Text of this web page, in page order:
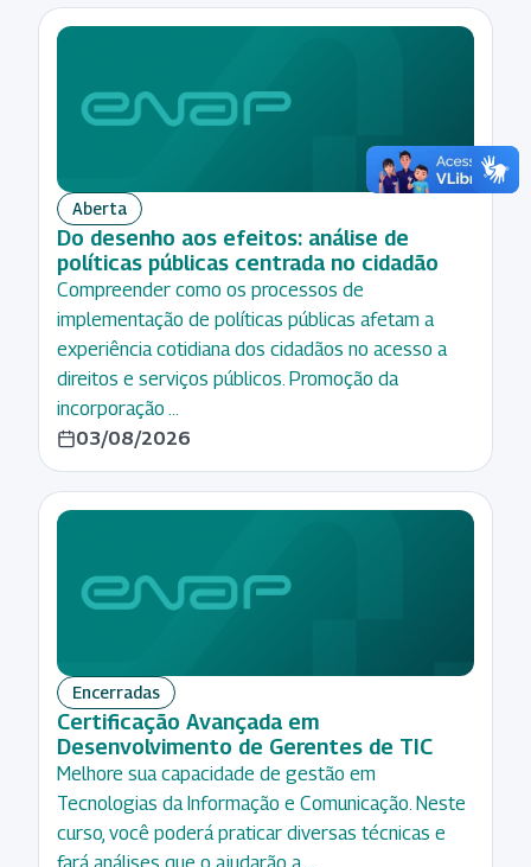
Aberta
Do desenho aos efeitos: análise de
políticas públicas centrada no cidadão
Compreender como os processos de
implementação de políticas públicas afetam a
experiência cotidiana dos cidadãos no acesso a
direitos e serviços públicos. Promoção da
incorporação …
03/08/2026
Encerradas
Certificação Avançada em
Desenvolvimento de Gerentes de TIC
Melhore sua capacidade de gestão em
Tecnologias da Informação e Comunicação. Neste
curso, você poderá praticar diversas técnicas e